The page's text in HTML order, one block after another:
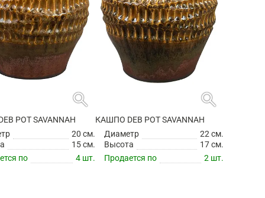
search
POT SAVANNAH
20 см.
15 см.
по
4 шт.
search
КАШПО DEB POT SAVANNAH
Диаметр
22 см.
Высота
17 см.
Продается по
2 шт.